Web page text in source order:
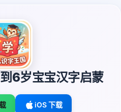
6岁宝宝汉字启蒙
iOS 下载